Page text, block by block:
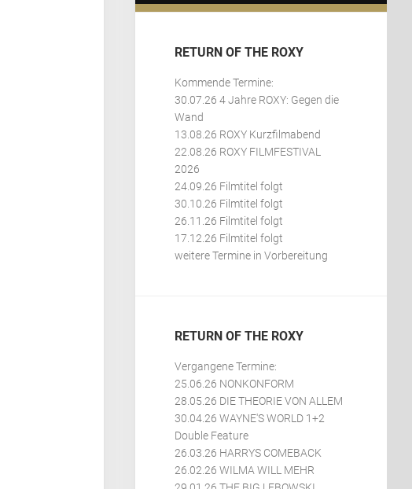
RETURN OF THE ROXY
Kommende Termine:
30.07.26 4 Jahre ROXY: Gegen die
Wand
13.08.26 ROXY Kurzfilmabend
22.08.26 ROXY FILMFESTIVAL
2026
24.09.26 Filmtitel folgt
30.10.26 Filmtitel folgt
26.11.26 Filmtitel folgt
17.12.26 Filmtitel folgt
weitere Termine in Vorbereitung
RETURN OF THE ROXY
Vergangene Termine:
25.06.26 NONKONFORM
28.05.26 DIE THEORIE VON ALLEM
30.04.26 WAYNE'S WORLD 1+2
Double Feature
26.03.26 HARRYS COMEBACK
26.02.26 WILMA WILL MEHR